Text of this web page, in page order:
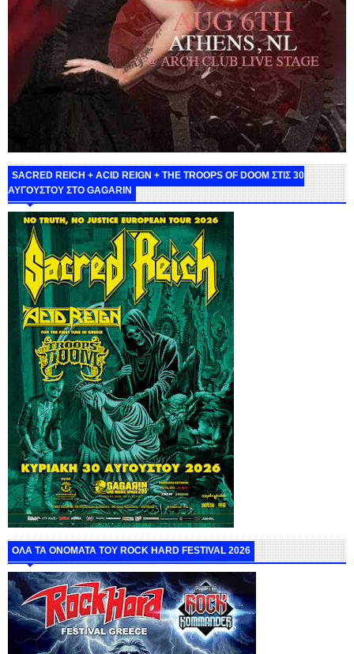
SACRED REICH + ACID REIGN + THE TROOPS OF DOOM ΣΤΙΣ 30
ΑΥΓΟΥΣΤΟΥ ΣΤΟ GAGARIN
ΟΛΑ ΤΑ ΟΝΟΜΑΤΑ ΤΟΥ ROCK HARD FESTIVAL 2026